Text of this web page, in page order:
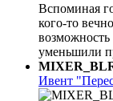
Вспоминая
кого-то
уменьшили
Ивент